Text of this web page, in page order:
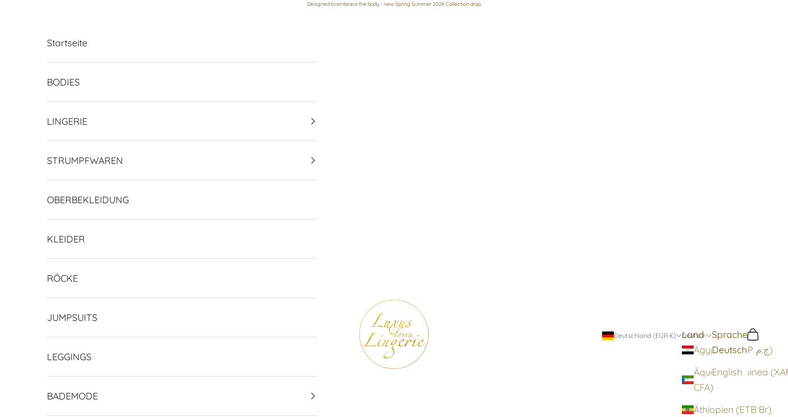
Designed to embrace the body - new Spring Summer 2026 Collection drop
Luxus loves Lingerie
Deutschland (EUR €)
Land
Ägypten (EGP ج.م)
Äquatorialguinea
CFA)
Äthiopien (ETB Br)
Deutsch
Sprache
Deutsch
English
Suchen
Startseite
BODIES
LINGERIE
STRUMPFWAREN
OBERBEKLEIDUNG
KLEIDER
RÖCKE
JUMPSUITS
LEGGINGS
BADEMODE